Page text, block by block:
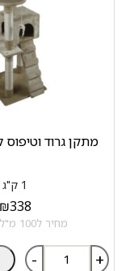
מתקן גרוד
1 ק"ג
₪338
מחיר ל100 מ"ל: 33.8 ₪
- +